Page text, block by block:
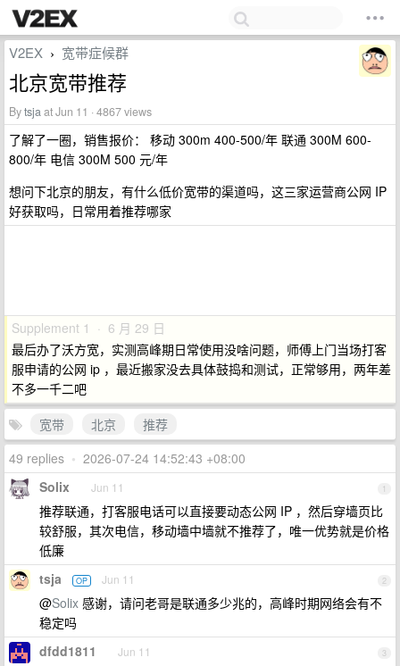
V2EX › 宽带症候群
北京宽带推荐
Bytsjaat Jun 11 · 4867 views
了解了一圈，销售报价： 移动 300m 400-500/年 联通 300M 600-
800/年 电信 300M 500 元/年
想问下北京的朋友，有什么低价宽带的渠道吗，这三家运营商公网 IP
好获取吗，日常用着推荐哪家
Supplement 1 · 6 月 29 日
最后办了沃方宽，实测高峰期日常使用没啥问题，师傅上门当场打客
服申请的公网 ip ，最近搬家没去具体鼓捣和测试，正常够用，两年差
不多一千二吧
宽带
北京
推荐
49 replies • 2026-07-24 14:52:43 +08:00
1
Solix Jun 11
推荐联通，打客服电话可以直接要动态公网 IP ，然后穿墙页比
较舒服，其次电信，移动墙中墙就不推荐了，唯一优势就是价格
低廉
2
tsja OP Jun 11
@Solix 感谢，请问老哥是联通多少兆的，高峰时期网络会有不
稳定吗
3
dfdd1811 Jun 11